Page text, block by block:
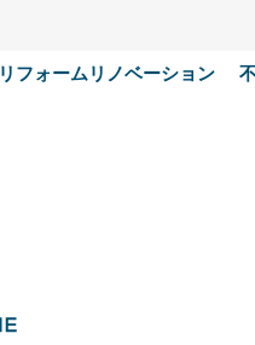
リフォームリノベーション